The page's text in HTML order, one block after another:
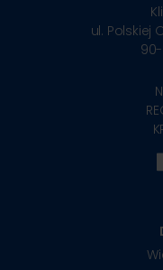
ul. Polskiej